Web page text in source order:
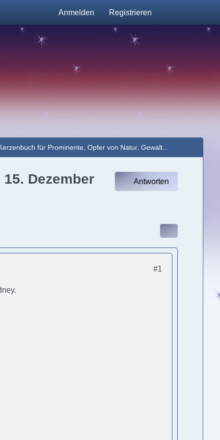
Anmelden Registrieren
für Prominente, Opfer von Natur, Gewalt...
Dezember Antworten
#1